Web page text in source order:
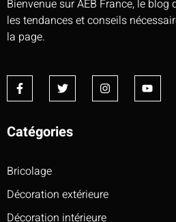
Bienvenue sur AEB France, le
les tendances et conseils
la page.
Catégories
Bricolage
Décoration extérieure
Décoration intérieure